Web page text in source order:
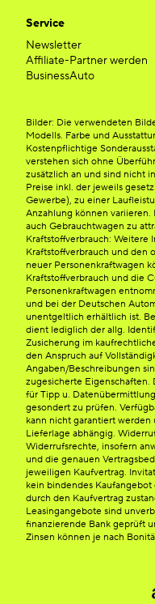
Service
Newsletter
Affiliate-Partner werden
BusinessAuto
Bilder: Die verwendeten
Modells. Farbe und
Kostenpflichtige
verstehen sich ohne
zusätzlich an und sind nicht
Preise inkl. der jeweils
Gewerbe), zu einer
Anzahlung können
auch Gebrauchtwagen zu
Kraftstoffverbrauch: Weitere
Kraftstoffverbrauch und den
neuer Personenkraftwagen
Kraftstoffverbrauch und die
Personenkraftwagen
und bei der Deutschen
unentgeltlich erhältlich ist.
dient lediglich der allg.
Zusicherung im
den Anspruch auf
Angaben/Beschreibungen
zugesicherte Eigenschaften.
für Tipp u.
gesondert zu prüfen.
kann nicht garantiert
Lieferlage abhängig.
Widerrufsrechte, insofern
und die genauen
jeweiligen Kaufvertrag.
kein bindendes
durch den Kaufvertrag
Leasingangebote sind
finanzierende Bank geprüft
Zinsen können je nach